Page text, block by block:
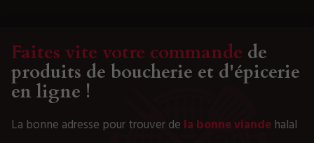
Faites vite votre commande de
produits de boucherie et d'épicerie
en ligne !
La bonne adresse pour trouver de la bonne viande halal